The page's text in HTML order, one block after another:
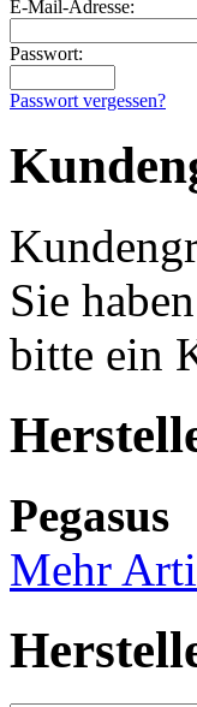
E-Mail-Adresse:
Passwort:
Passwort vergessen?
Sie
bitte ein
Pegasus
Mehr